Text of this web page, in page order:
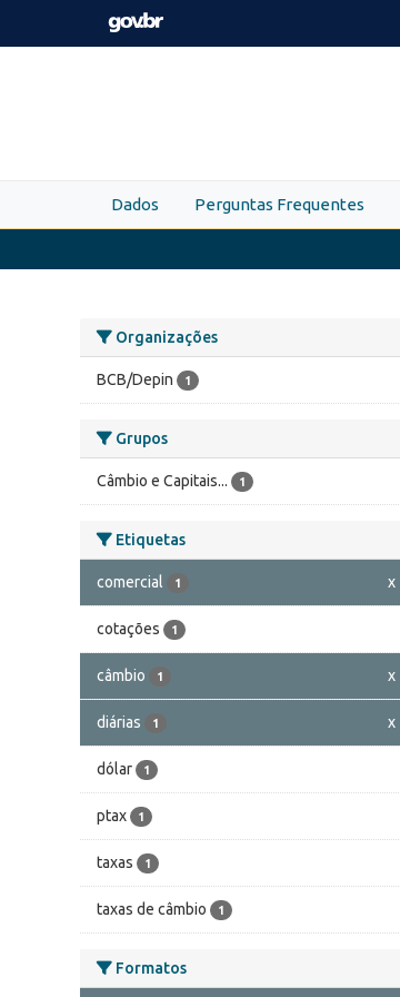
Skip to main content
Dados Perguntas Frequentes
Organizações
BCB/Depin 1
Grupos
Câmbio e Capitais... 1
Etiquetas
comercial 1 x
cotações 1
câmbio 1 x
diárias 1 x
dólar 1
ptax 1
taxas 1
taxas de câmbio 1
Formatos